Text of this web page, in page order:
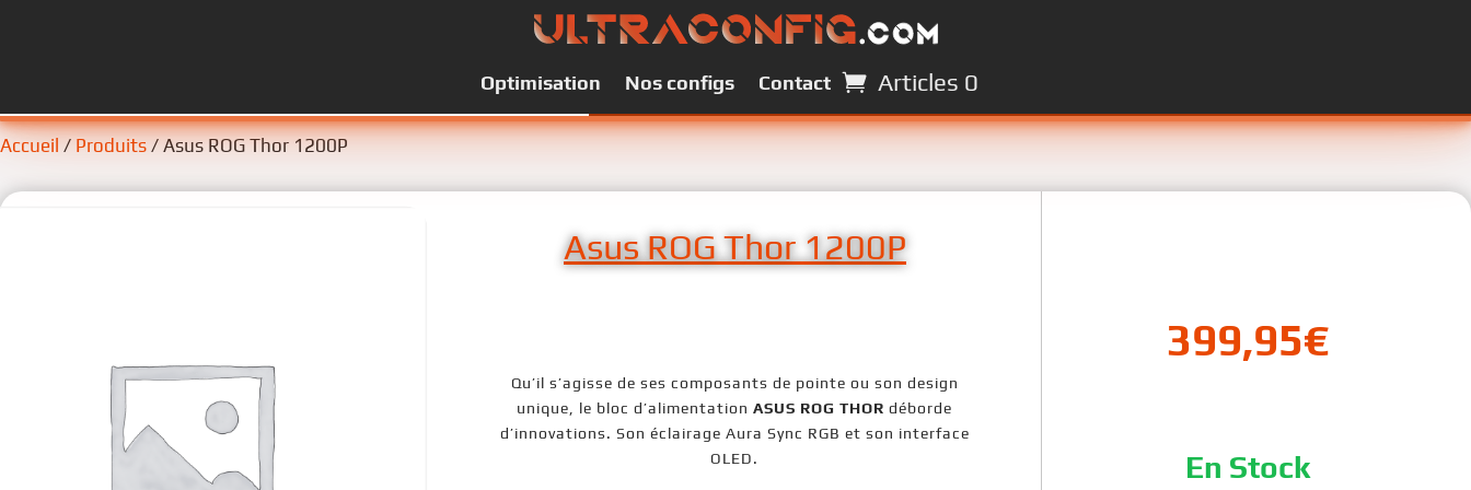
Optimisation Nos configs Contact Articles 0
Optimisation Nos configs Contact Articles 0
Accueil/ Produits / Asus ROG Thor 1200P
Asus ROG Thor 1200P
Qu’il s’agisse de ses composants de pointe ou son design
unique, le bloc d’alimentationASUS ROG THOR déborde
d’innovations. Son éclairage Aura Sync RGB et son interface
OLED.
399,95€
En Stock